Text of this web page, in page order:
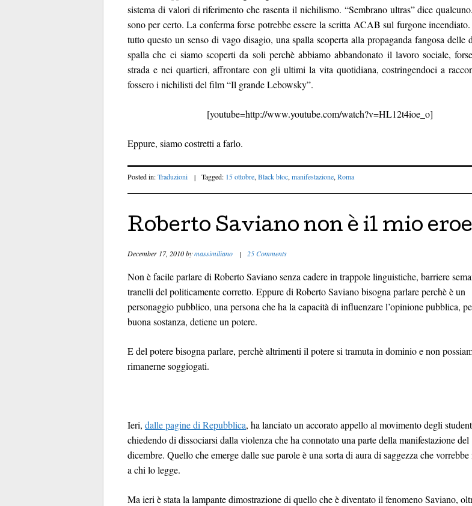
sistema di valori di riferimento che rasenta il nichilismo. “Sembrano ultras” dice
sono per certo. La conferma forse potrebbe essere la scritta ACAB sul furgone
tutto questo un senso di vago disagio, una spalla scoperta alla propaganda fangosa delle
spalla che ci siamo scoperti da soli perchè abbiamo abbandonato il lavoro sociale,
strada e nei quartieri, affrontare con gli ultimi la vita quotidiana, costringendoci a
fossero i nichilisti del film “Il grande Lebowsky”.
[youtube=http://www.youtube.com/watch?v=HL12t4ioe_o]
Eppure, siamo costretti a farlo.
Posted in:Traduzioni | Tagged: 15 ottobre, Black bloc, manifestazione, Roma
Roberto Saviano non è il mio eroe
December 17, 2010bymassimiliano | 25 Comments
Non è facile parlare di Roberto Saviano senza cadere in trappole linguistiche, barriere
tranelli del politicamente corretto. Eppure di Roberto Saviano bisogna parlare perchè è un
personaggio pubblico, una persona che ha la capacità di influenzare l’opinione pubblica,
buona sostanza, detiene un potere.
E del potere bisogna parlare, perchè altrimenti il potere si tramuta in dominio e non
rimanerne soggiogati.
Ieri, dalle pagine di Repubblica, ha lanciato un accorato appello al movimento degli
chiedendo di dissociarsi dalla violenza che ha connotato una parte della manifestazione del
dicembre. Quello che emerge dalle sue parole è una sorta di aura di saggezza che
a chi lo legge.
Ma ieri è stata la lampante dimostrazione di quello che è diventato il fenomeno Saviano,